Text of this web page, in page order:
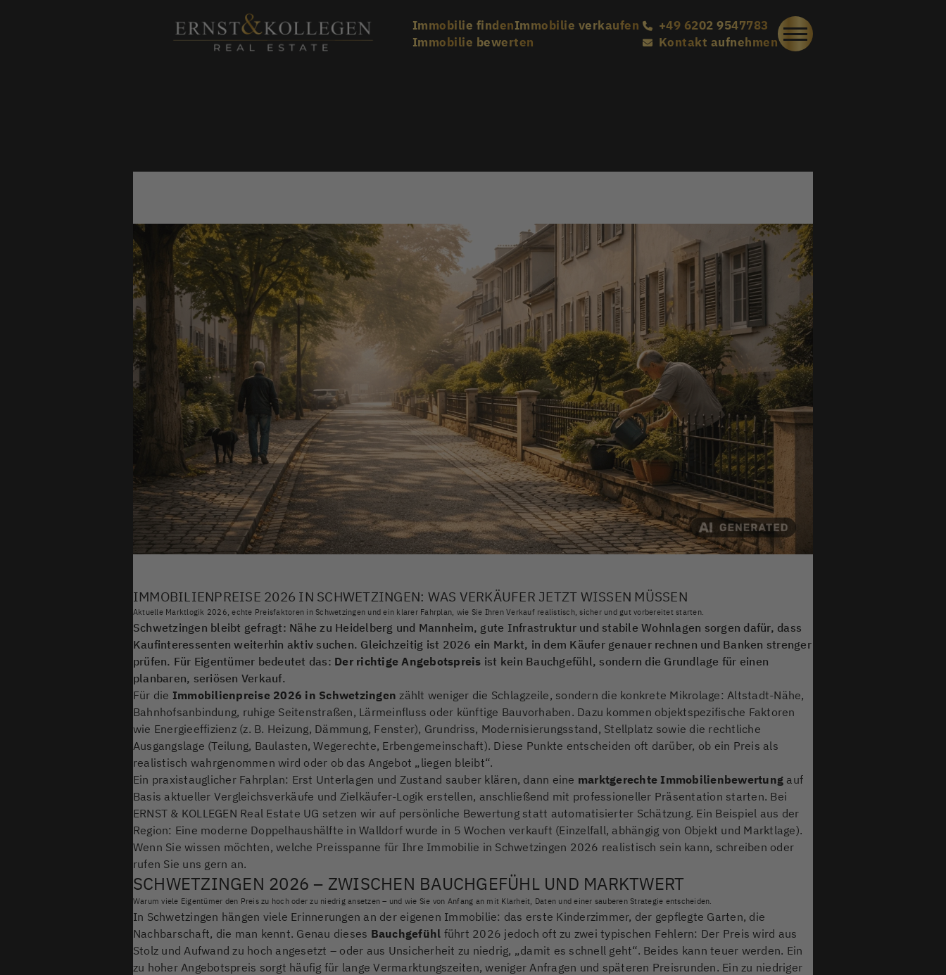
Immobilie findenImmobilie verkaufen
Immobilie bewerten
+49 6202 9547783
Kontakt aufnehmen
IMMOBILIENPREISE 2026 IN SCHWETZINGEN: WAS VERKÄUFER JETZT WISSEN MÜSSEN
Aktuelle Marktlogik 2026, echte Preisfaktoren in Schwetzingen und ein klarer Fahrplan, wie Sie Ihren Verkauf realistisch, sicher und gut vorbereitet starten.
Schwetzingen bleibt gefragt: Nähe zu Heidelberg und Mannheim, gute Infrastruktur und stabile Wohnlagen sorgen dafür, dass
Kaufinteressenten weiterhin aktiv suchen. Gleichzeitig ist 2026 ein Markt, in dem Käufer genauer rechnen und Banken strenger
prüfen. Für Eigentümer bedeutet das: Der richtige Angebotspreis ist kein Bauchgefühl, sondern die Grundlage für einen
planbaren, seriösen Verkauf.
Für die Immobilienpreise 2026 in Schwetzingen zählt weniger die Schlagzeile, sondern die konkrete Mikrolage: Altstadt-Nähe,
Bahnhofsanbindung, ruhige Seitenstraßen, Lärmeinfluss oder künftige Bauvorhaben. Dazu kommen objektspezifische Faktoren
wie Energieeffizienz (z. B. Heizung, Dämmung, Fenster), Grundriss, Modernisierungsstand, Stellplatz sowie die rechtliche
Ausgangslage (Teilung, Baulasten, Wegerechte, Erbengemeinschaft). Diese Punkte entscheiden oft darüber, ob ein Preis als
realistisch wahrgenommen wird oder ob das Angebot „liegen bleibt“.
Ein praxistauglicher Fahrplan: Erst Unterlagen und Zustand sauber klären, dann eine marktgerechte Immobilienbewertung auf
Basis aktueller Vergleichsverkäufe und Zielkäufer-Logik erstellen, anschließend mit professioneller Präsentation starten. Bei
ERNST & KOLLEGEN Real Estate UG setzen wir auf persönliche Bewertung statt automatisierter Schätzung. Ein Beispiel aus der
Region: Eine moderne Doppelhaushälfte in Walldorf wurde in 5 Wochen verkauft (Einzelfall, abhängig von Objekt und Marktlage).
Wenn Sie wissen möchten, welche Preisspanne für Ihre Immobilie in Schwetzingen 2026 realistisch sein kann, schreiben oder
rufen Sie uns gern an.
SCHWETZINGEN 2026 – ZWISCHEN BAUCHGEFÜHL UND MARKTWERT
Warum viele Eigentümer den Preis zu hoch oder zu niedrig ansetzen – und wie Sie von Anfang an mit Klarheit, Daten und einer sauberen Strategie entscheiden.
In Schwetzingen hängen viele Erinnerungen an der eigenen Immobilie: das erste Kinderzimmer, der gepflegte Garten, die
Nachbarschaft, die man kennt. Genau dieses Bauchgefühl führt 2026 jedoch oft zu zwei typischen Fehlern: Der Preis wird aus
Stolz und Aufwand zu hoch angesetzt – oder aus Unsicherheit zu niedrig, „damit es schnell geht“. Beides kann teuer werden. Ein
zu hoher Angebotspreis sorgt häufig für lange Vermarktungszeiten, weniger Anfragen und späteren Preisrunden. Ein zu niedriger